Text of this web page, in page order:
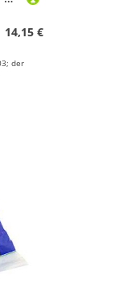
14,15 €
der